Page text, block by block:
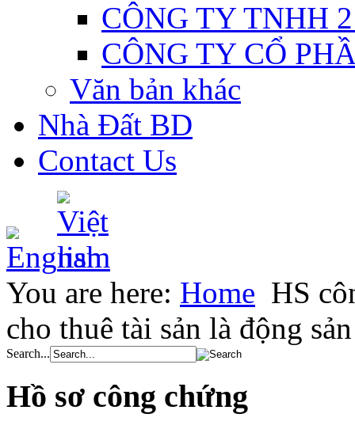
CÔNG TY TNHH
CÔNG TY CỔ
Văn bản khác
Nhà Đất BD
Contact Us
You are here: Home HS
cho thuê tài sản là động sản
Search...
Hồ sơ công chứng